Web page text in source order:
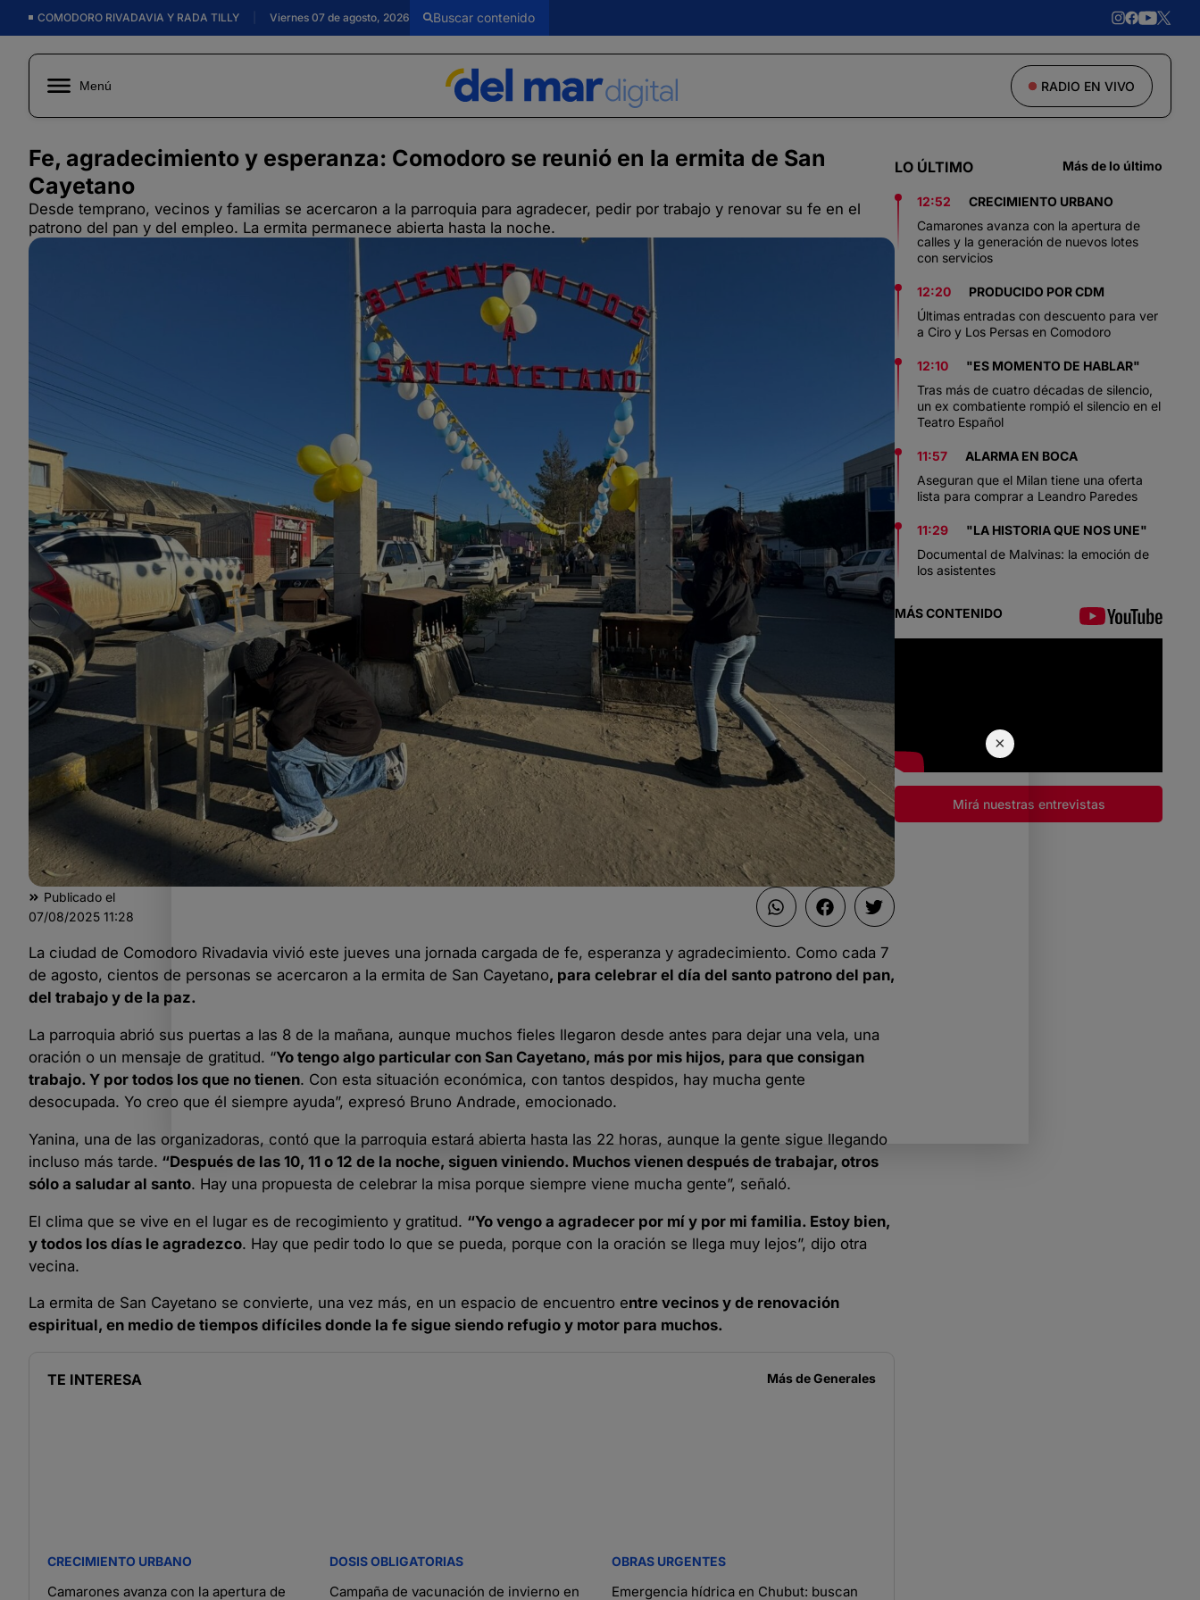
COMODORO RIVADAVIA Y RADA TILLY Viernes 07 de agosto, 2026
Menú RADIO EN VIVO
×
Fe, agradecimiento y esperanza: Comodoro se reunió en la ermita de San
Cayetano
Desde temprano, vecinos y familias se acercaron a la parroquia para agradecer, pedir por trabajo y renovar su fe en el
patrono del pan y del empleo. La ermita permanece abierta hasta la noche.
Publicado el
07/08/2025 11:28
La ciudad de Comodoro Rivadavia vivió este jueves una jornada cargada de fe, esperanza y agradecimiento. Como cada 7
de agosto, cientos de personas se acercaron a la ermita de San Cayetano, para celebrar el día del santo patrono del pan,
del trabajo y de la paz.
La parroquia abrió sus puertas a las 8 de la mañana, aunque muchos fieles llegaron desde antes para dejar una vela, una
oración o un mensaje de gratitud. “Yo tengo algo particular con San Cayetano, más por mis hijos, para que consigan
trabajo. Y por todos los que no tienen. Con esta situación económica, con tantos despidos, hay mucha gente
desocupada. Yo creo que él siempre ayuda”, expresó Bruno Andrade, emocionado.
Yanina, una de las organizadoras, contó que la parroquia estará abierta hasta las 22 horas, aunque la gente sigue llegando
incluso más tarde. “Después de las 10, 11 o 12 de la noche, siguen viniendo. Muchos vienen después de trabajar, otros
sólo a saludar al santo. Hay una propuesta de celebrar la misa porque siempre viene mucha gente”, señaló.
El clima que se vive en el lugar es de recogimiento y gratitud. “Yo vengo a agradecer por mí y por mi familia. Estoy bien,
y todos los días le agradezco. Hay que pedir todo lo que se pueda, porque con la oración se llega muy lejos”, dijo otra
vecina.
La ermita de San Cayetano se convierte, una vez más, en un espacio de encuentro entre vecinos y de renovación
espiritual, en medio de tiempos difíciles donde la fe sigue siendo refugio y motor para muchos.
TE INTERESA Más deGenerales
CRECIMIENTO URBANO
Camarones avanza con la apertura de
DOSIS OBLIGATORIAS
Campaña de vacunación de invierno en
OBRAS URGENTES
Emergencia hídrica en Chubut: buscan
LO ÚLTIMO Más de lo último
12:52
CRECIMIENTO URBANO
Camarones avanza con la apertura de
calles y la generación de nuevos lotes
con servicios
12:20
PRODUCIDO POR CDM
Últimas entradas con descuento para ver
a Ciro y Los Persas en Comodoro
12:10
"ES MOMENTO DE HABLAR"
Tras más de cuatro décadas de silencio,
un ex combatiente rompió el silencio en el
Teatro Español
11:57
ALARMA EN BOCA
Aseguran que el Milan tiene una oferta
lista para comprar a Leandro Paredes
11:29
"LA HISTORIA QUE NOS UNE"
Documental de Malvinas: la emoción de
los asistentes
MÁS CONTENIDO
Mirá nuestras entrevistas